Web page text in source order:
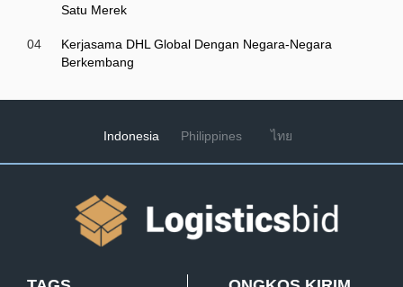
Satu Merek
04
Kerjasama DHL Global Dengan Negara-Negara
Berkembang
Indonesia Philippines ไทย